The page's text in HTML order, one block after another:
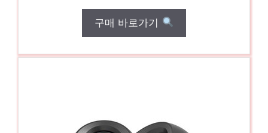
구매 바로가기